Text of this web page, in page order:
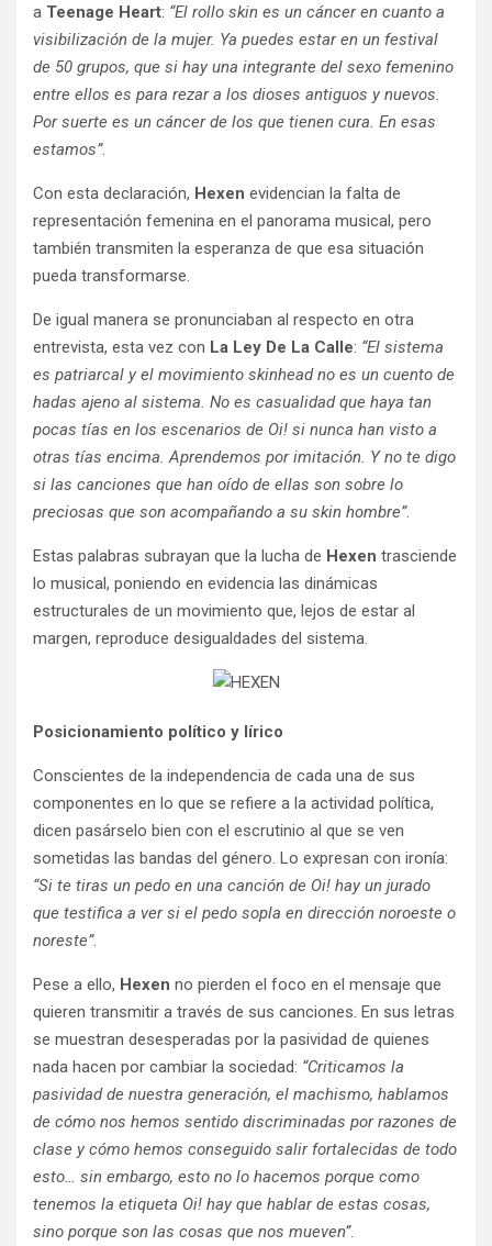
a Teenage Heart: “El rollo skin es un cáncer en cuanto a
visibilización de la mujer. Ya puedes estar en un festival
de 50 grupos, que si hay una integrante del sexo femenino
entre ellos es para rezar a los dioses antiguos y nuevos.
Por suerte es un cáncer de los que tienen cura. En esas
estamos”.
Con esta declaración, Hexen evidencian la falta de
representación femenina en el panorama musical, pero
también transmiten la esperanza de que esa situación
pueda transformarse.
De igual manera se pronunciaban al respecto en otra
entrevista, esta vez con La Ley De La Calle: “El sistema
es patriarcal y el movimiento skinhead no es un cuento de
hadas ajeno al sistema. No es casualidad que haya tan
pocas tías en los escenarios de Oi! si nunca han visto a
otras tías encima. Aprendemos por imitación. Y no te digo
si las canciones que han oído de ellas son sobre lo
preciosas que son acompañando a su skin hombre”.
Estas palabras subrayan que la lucha de Hexen trasciende
lo musical, poniendo en evidencia las dinámicas
estructurales de un movimiento que, lejos de estar al
margen, reproduce desigualdades del sistema.
Posicionamiento político y lírico
Conscientes de la independencia de cada una de sus
componentes en lo que se refiere a la actividad política,
dicen pasárselo bien con el escrutinio al que se ven
sometidas las bandas del género. Lo expresan con ironía:
“Si te tiras un pedo en una canción de Oi! hay un jurado
que testifica a ver si el pedo sopla en dirección noroeste o
noreste”.
Pese a ello, Hexen no pierden el foco en el mensaje que
quieren transmitir a través de sus canciones. En sus letras
se muestran desesperadas por la pasividad de quienes
nada hacen por cambiar la sociedad: “Criticamos la
pasividad de nuestra generación, el machismo, hablamos
de cómo nos hemos sentido discriminadas por razones de
clase y cómo hemos conseguido salir fortalecidas de todo
esto… sin embargo, esto no lo hacemos porque como
tenemos la etiqueta Oi! hay que hablar de estas cosas,
sino porque son las cosas que nos mueven”.